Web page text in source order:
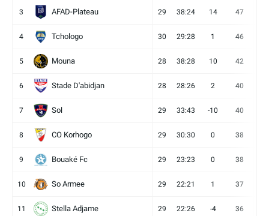
3 AFAD-Plateau 29 38:24 14 47
4 Tchologo 30 29:28 1 46
5 Mouna 28 38:28 10 42
6 Stade D'abidjan 28 28:26 2 40
7 Sol 29 33:43 -10 40
8 CO Korhogo 29 30:30 0 38
9 Bouaké Fc 29 23:23 0 38
10 So Armee 29 22:21 1 37
11 Stella Adjame 29 22:26 -4 36